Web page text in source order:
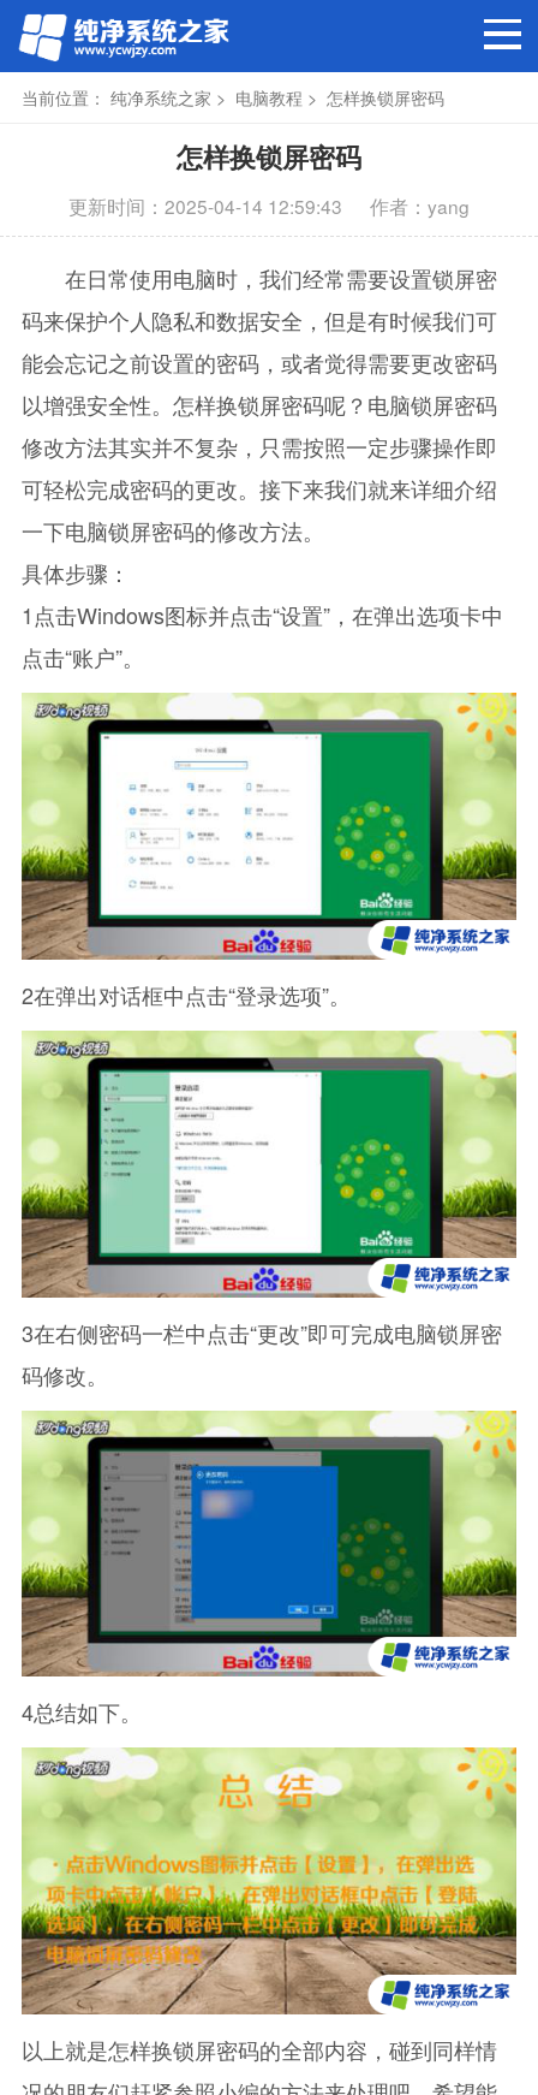
当前位置： 纯净系统之家 > 电脑教程 > 怎样换锁屏密码
怎样换锁屏密码
更新时间：2025-04-14 12:59:43 作者：yang
在日常使用电脑时，我们经常需要设置锁屏密
码来保护个人隐私和数据安全，但是有时候我们可
能会忘记之前设置的密码，或者觉得需要更改密码
以增强安全性。怎样换锁屏密码呢？电脑锁屏密码
修改方法其实并不复杂，只需按照一定步骤操作即
可轻松完成密码的更改。接下来我们就来详细介绍
一下电脑锁屏密码的修改方法。
具体步骤：
1点击Windows图标并点击“设置”，在弹出选项卡中
点击“账户”。
2在弹出对话框中点击“登录选项”。
3在右侧密码一栏中点击“更改”即可完成电脑锁屏密
码修改。
4总结如下。
以上就是怎样换锁屏密码的全部内容，碰到同样情